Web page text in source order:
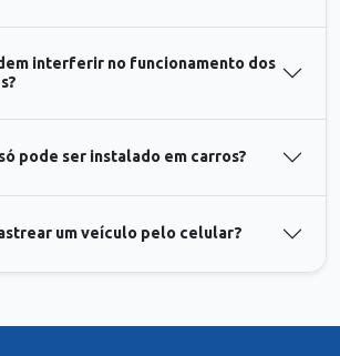
interferir no funcionamento dos
pode ser instalado em carros?
um veículo pelo celular?